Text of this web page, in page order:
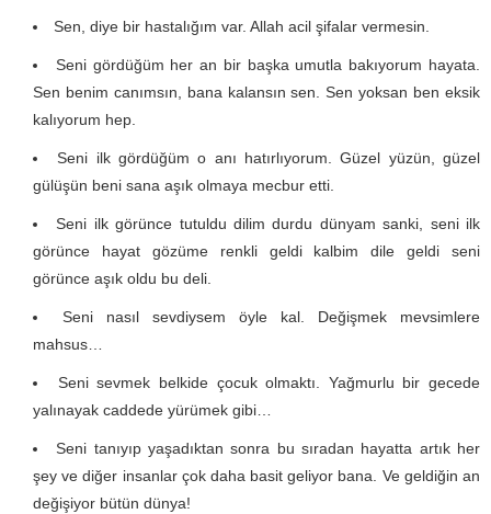
Sen, diye bir hastalığım var. Allah acil şifalar vermesin.
Seni gördüğüm her an bir başka umutla bakıyorum hayata.
Sen benim canımsın, bana kalansın sen. Sen yoksan ben eksik
kalıyorum hep.
Seni ilk gördüğüm o anı hatırlıyorum. Güzel yüzün, güzel
gülüşün beni sana aşık olmaya mecbur etti.
Seni ilk görünce tutuldu dilim durdu dünyam sanki, seni ilk
görünce hayat gözüme renkli geldi kalbim dile geldi seni
görünce aşık oldu bu deli.
Seni nasıl sevdiysem öyle kal. Değişmek mevsimlere
mahsus…
Seni sevmek belkide çocuk olmaktı. Yağmurlu bir gecede
yalınayak caddede yürümek gibi…
Seni tanıyıp yaşadıktan sonra bu sıradan hayatta artık her
şey ve diğer insanlar çok daha basit geliyor bana. Ve geldiğin an
değişiyor bütün dünya!